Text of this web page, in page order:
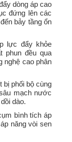
dòng áp cao
đứng lên các
bảy tầng ổn
lực đẩy khỏe
phun đều qua
nghệ cao phân
bị phối bộ cùng
mạch nước
dào.
bình tích áp
năng vòi sen